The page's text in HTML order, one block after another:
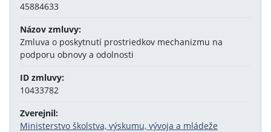
45884633
Názov zmluvy:
Zmluva o poskytnutí prostriedkov mechanizmu na
podporu obnovy a odolnosti
ID zmluvy:
10433782
Zverejnil:
Ministerstvo školstva, výskumu, vývoja a mládeže